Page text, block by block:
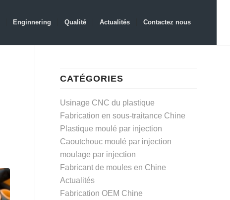
Enginnering Qualité Actualités Contactez nous
CATÉGORIES
Usinage CNC du plastique
Fabrication en sous-traitance Chine
Plastique moulé par injection
Caoutchouc moulé par injection
moulage par injection
Fabricant de moules en Chine
Actualités
Fabrication OEM Chine